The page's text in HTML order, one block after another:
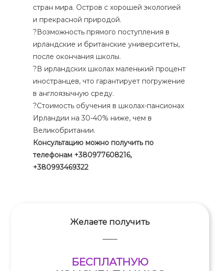
стран мира. Остров с хорошей экологией
и прекрасной природой.
?Возможность прямого поступления в
ирландские и британские университеты,
после окончания школы.
?В ирландских школах маленький процент
иностранцев, что гарантирует погружение
в англоязычную среду.
?Стоимость обучения в школах-пансионах
Ирландии на 30-40% ниже, чем в
Великобритании.
Консультацию можно получить по
телефонам +380977608216,
+380993469322
Форма обратной связи
Желаете получить
БЕСПЛАТНУЮ